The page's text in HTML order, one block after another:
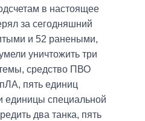
в настоящее
за сегодняшний
и 52 ранеными,
уничтожить три
средство ПВО
пять единиц
единицы специальной
два танка, пять